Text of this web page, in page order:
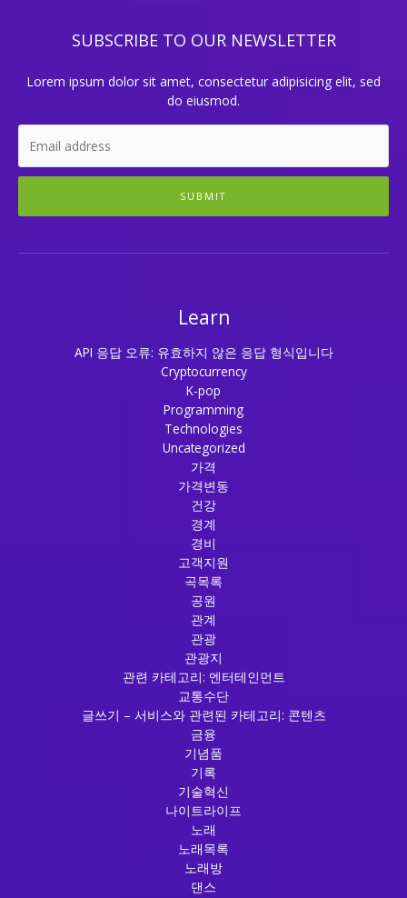
SUBSCRIBE TO OUR NEWSLETTER
Lorem ipsum dolor sit amet, consectetur adipisicing elit, sed
do eiusmod.
SUBMIT
Learn
API 응답 오류: 유효하지 않은 응답 형식입니다
Cryptocurrency
K-pop
Programming
Technologies
Uncategorized
가격
가격변동
건강
경계
경비
고객지원
곡목록
공원
관계
관광
관광지
관련 카테고리: 엔터테인먼트
교통수단
글쓰기 – 서비스와 관련된 카테고리: 콘텐츠
금융
기념품
기록
기술혁신
나이트라이프
노래
노래목록
노래방
댄스